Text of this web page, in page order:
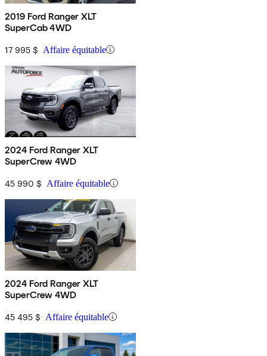
2019 Ford Ranger XLT
SuperCab 4WD
17 995 $ Affaire équitable
2024 Ford Ranger XLT
SuperCrew 4WD
45 990 $ Affaire équitable
2024 Ford Ranger XLT
SuperCrew 4WD
45 495 $ Affaire équitable